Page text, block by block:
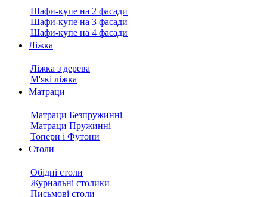
Шафи-купе на 2 фасади
Шафи-купе на 3 фасади
Шафи-купе на 4 фасади
Ліжка
Ліжка з дерева
М'які ліжка
Матраци
Матраци Безпружинні
Матраци Пружинні
Топери і Футони
Столи
Обідні столи
Журнальні столики
Письмові столи